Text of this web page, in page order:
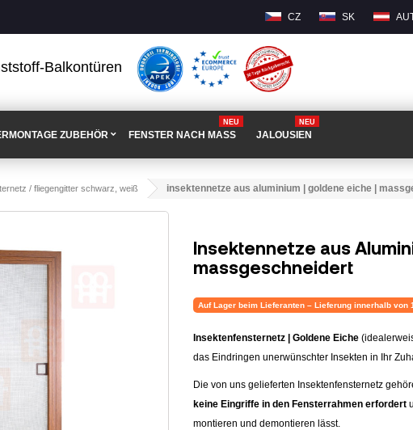
CZ SK
Balkontüren
ZUBEHÖR FENSTER NACH MASS
NEU
JALOUSIEN
NEU
/ fliegengitter schwarz, weiß insektennetze aus aluminium | goldene eiche |
Insektennetze aus
massgeschneidert
Auf Lager beim Lieferanten – Lieferung innerhalb von
Insektenfensternetz | Goldene Eiche
das Eindringen unerwünschter Insekten in Ihr
Die von uns gelieferten Insektenfensternetz
keine Eingriffe in den Fensterrahmen erfordert
montieren und demontieren lässt.